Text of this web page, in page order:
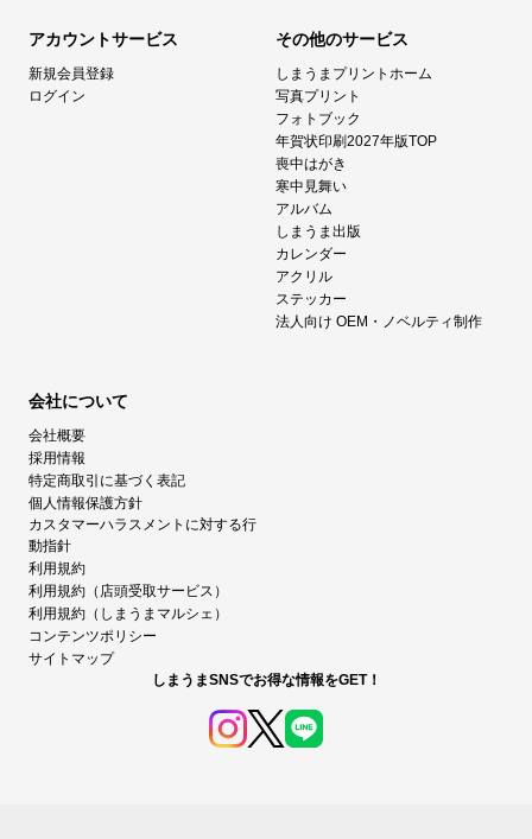
アカウントサービス
新規会員登録
ログイン
その他のサービス
しまうまプリントホーム
写真プリント
フォトブック
年賀状印刷2027年版TOP
喪中はがき
寒中見舞い
アルバム
しまうま出版
カレンダー
アクリル
ステッカー
法人向け OEM・ノベルティ制作
会社について
会社概要
採用情報
特定商取引に基づく表記
個人情報保護方針
カスタマーハラスメントに対する行
動指針
利用規約
利用規約（店頭受取サービス）
利用規約（しまうまマルシェ）
コンテンツポリシー
サイトマップ
しまうまSNSでお得な情報をGET！